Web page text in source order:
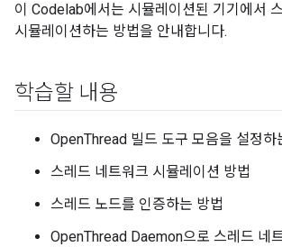
이 Codelab에서는 시뮬레이션된 기기에서
시뮬레이션하는 방법을 안내합니다.
학습할 내용
OpenThread 빌드 도구 모음을 설정하
스레드 네트워크 시뮬레이션 방법
스레드 노드를 인증하는 방법
OpenThread Daemon으로 스레드 네